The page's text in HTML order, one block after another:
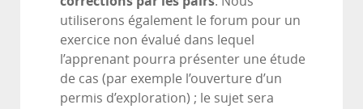
utiliserons également le forum pour un
exercice non évalué dans lequel
l’apprenant pourra présenter une étude
de cas (par exemple l’ouverture d’un
permis d’exploration) ; le sujet sera